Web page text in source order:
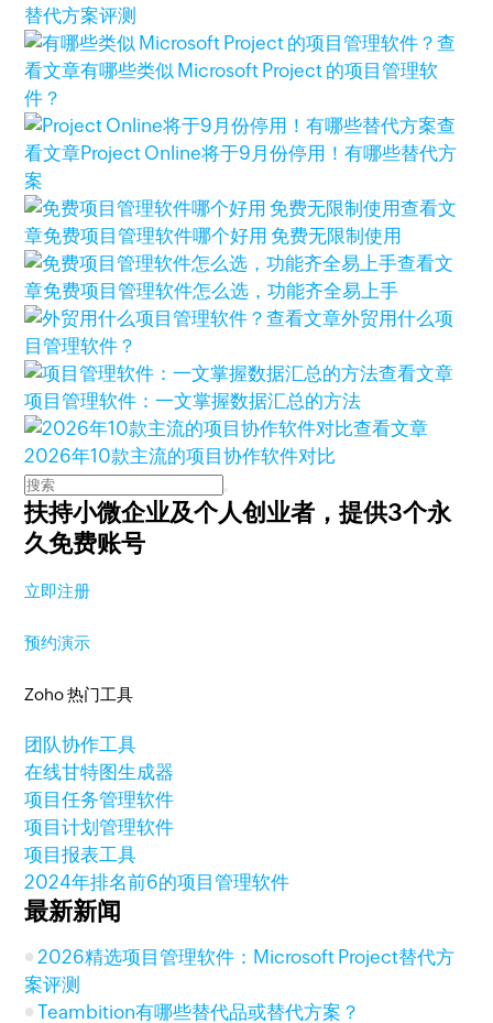
替代方案评测
查
看文章有哪些类似 Microsoft Project 的项目管理软
件？
查
看文章Project Online将于9月份停用！有哪些替代方
案
查看文
章免费项目管理软件哪个好用 免费无限制使用
查看文
章免费项目管理软件怎么选，功能齐全易上手
查看文章外贸用什么项
目管理软件？
查看文章
项目管理软件：一文掌握数据汇总的方法
查看文章
2026年10款主流的项目协作软件对比
扶持小微企业及个人创业者，提供3个永
久免费账号
立即注册
预约演示
Zoho 热门工具
团队协作工具
在线甘特图生成器
项目任务管理软件
项目计划管理软件
项目报表工具
2024年排名前6的项目管理软件
最新新闻
2026精选项目管理软件：Microsoft Project替代方
案评测
Teambition有哪些替代品或替代方案？